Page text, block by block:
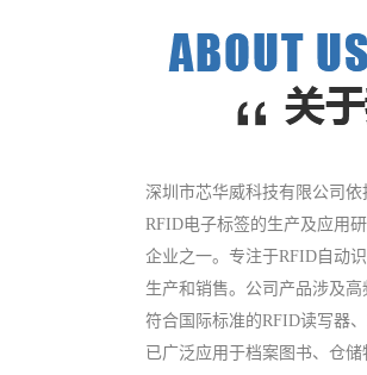
深圳市芯华威科技有限公司
RFID电子标签的生产及应用
企业之一。专注于RFID自动
生产和销售。公司产品涉及
符合国际标准的RFID读写器
已广泛应用于档案图书、仓